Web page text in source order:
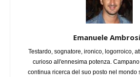
Emanuele
Testardo, sognatore, ironico, logorroico,
curioso all'ennesima potenza.
continua ricerca del suo posto nel mondo